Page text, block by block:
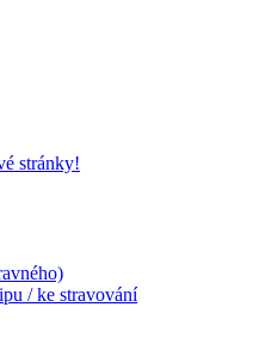
stránky!
/ ke stravování